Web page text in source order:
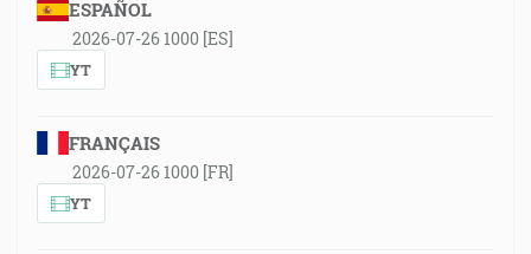
ESPAÑOL
2026-07-26 1000 [ES]
YT
FRANÇAIS
2026-07-26 1000 [FR]
YT